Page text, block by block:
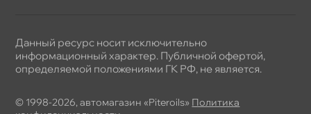
© 1998-2026, автомагазин «Piteroils» Политика
Данный ресурс носит исключительно
информационный характер. Публичной офертой,
определяемой положениями ГК РФ, не является.